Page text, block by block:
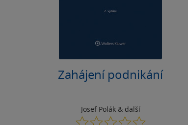
Zahájení podnikání
Josef Polák & další
0.0